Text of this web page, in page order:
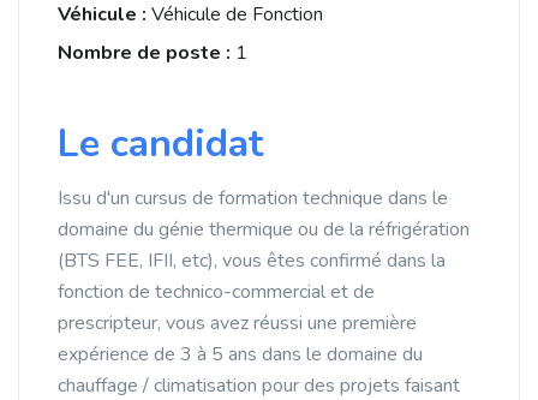
Véhicule : Véhicule de Fonction
Nombre de poste : 1
Le candidat
Issu d'un cursus de formation technique dans le
domaine du génie thermique ou de la réfrigération
(BTS FEE, IFII, etc), vous êtes confirmé dans la
fonction de technico-commercial et de
prescripteur, vous avez réussi une première
expérience de 3 à 5 ans dans le domaine du
chauffage / climatisation pour des projets faisant